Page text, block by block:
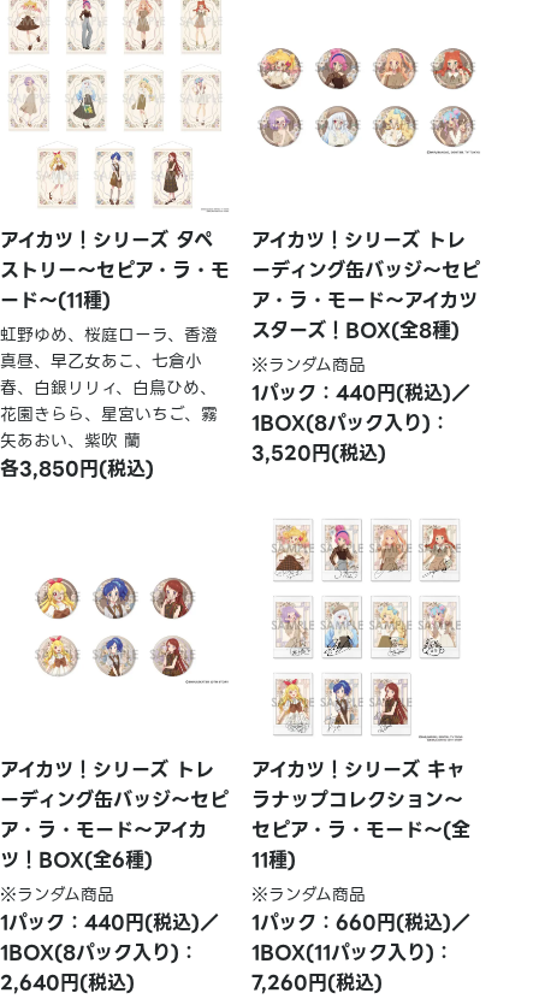
アイカツ！シリーズ タペ
ストリー～セピア・ラ・モ
ード～(11種)
虹野ゆめ、桜庭ローラ、香澄
真昼、早乙女あこ、七倉小
春、白銀リリィ、白鳥ひめ、
花園きらら、星宮いちご、霧
矢あおい、紫吹 蘭
各3,850円(税込)
アイカツ！シリーズ トレ
ーディング缶バッジ～セピ
ア・ラ・モード～アイカツ
スターズ！BOX(全8種)
※ランダム商品
1パック：440円(税込)／
1BOX(8パック入り)：
3,520円(税込)
アイカツ！シリーズ トレ
ーディング缶バッジ～セピ
ア・ラ・モード～アイカ
ツ！BOX(全6種)
※ランダム商品
1パック：440円(税込)／
1BOX(8パック入り)：
2,640円(税込)
アイカツ！シリーズ キャ
ラナップコレクション～
セピア・ラ・モード～(全
11種)
※ランダム商品
1パック：660円(税込)／
1BOX(11パック入り)：
7,260円(税込)